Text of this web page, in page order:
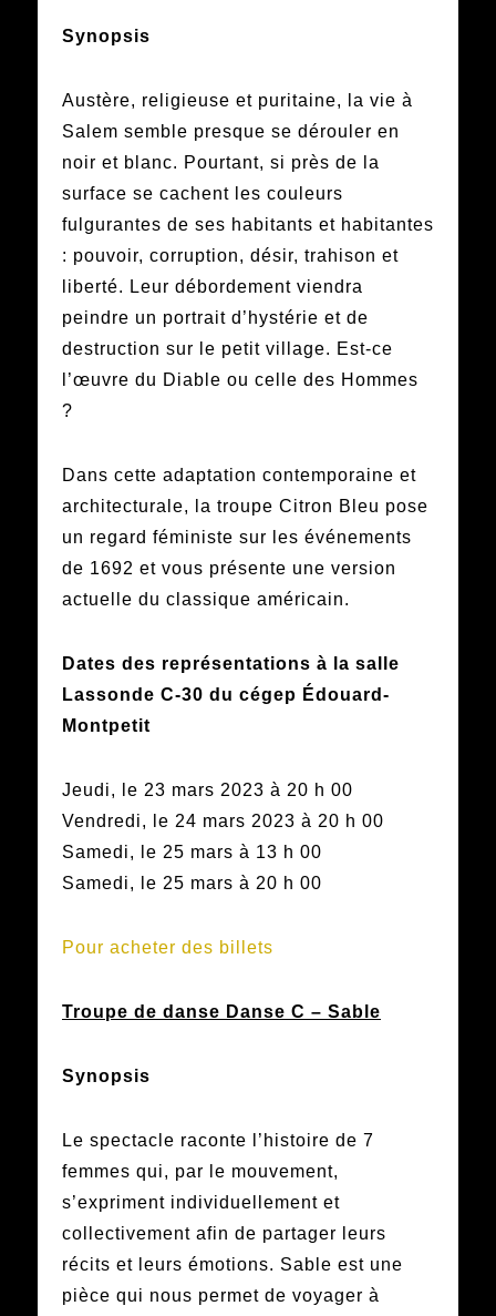
Synopsis
Austère, religieuse et puritaine, la vie à
Salem semble presque se dérouler en
noir et blanc. Pourtant, si près de la
surface se cachent les couleurs
fulgurantes de ses habitants et habitantes
: pouvoir, corruption, désir, trahison et
liberté. Leur débordement viendra
peindre un portrait d’hystérie et de
destruction sur le petit village. Est-ce
l’œuvre du Diable ou celle des Hommes
?
Dans cette adaptation contemporaine et
architecturale, la troupe Citron Bleu pose
un regard féministe sur les événements
de 1692 et vous présente une version
actuelle du classique américain.
Dates des représentations à la salle
Lassonde C-30 du cégep Édouard-
Montpetit
Jeudi, le 23 mars 2023 à 20 h 00
Vendredi, le 24 mars 2023 à 20 h 00
Samedi, le 25 mars à 13 h 00
Samedi, le 25 mars à 20 h 00
Pour acheter des billets
Troupe de danse Danse C – Sable
Synopsis
Le spectacle raconte l’histoire de 7
femmes qui, par le mouvement,
s’expriment individuellement et
collectivement afin de partager leurs
récits et leurs émotions. Sable est une
pièce qui nous permet de voyager à